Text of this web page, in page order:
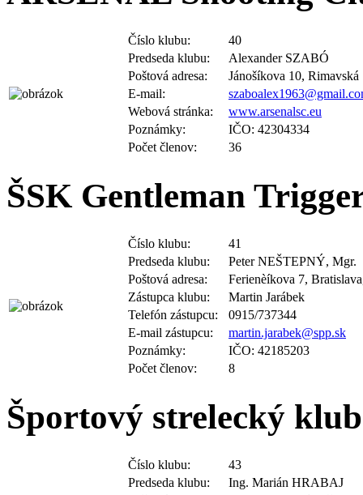
Predseda klubu:
Alexander SZABÓ
Poštová adresa:
Jánošíkova 10, Rimavská
E-mail:
Webová stránka:
www.arsenalsc.eu
Poznámky:
IČO: 42304334
Počet členov:
36
ŠSK Gentleman
Predseda klubu:
Peter NEŠTEPNÝ, Mgr.
Poštová adresa:
Ferienèíkova 7,
Zástupca klubu:
Martin Jarábek
Telefón zástupcu:
0915/737344
E-mail zástupcu:
martin.jarabek@spp.sk
Poznámky:
IČO: 42185203
Počet členov:
8
Športový strelecký
Predseda klubu:
Ing. Marián HRABAJ
Poštová adresa:
Ul. K. Novackého č. 14,